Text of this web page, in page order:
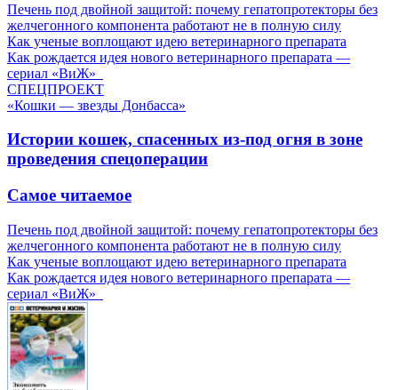
Печень под двойной защитой: почему гепатопротекторы без
желчегонного компонента работают не в полную силу
Как ученые воплощают идею ветеринарного препарата
Как рождается идея нового ветеринарного препарата —
сериал «ВиЖ»
СПЕЦПРОЕКТ
«Кошки — звезды Донбасса»
Истории кошек, спасенных из-под огня в зоне
проведения спецоперации
Самое читаемое
Печень под двойной защитой: почему гепатопротекторы без
желчегонного компонента работают не в полную силу
Как ученые воплощают идею ветеринарного препарата
Как рождается идея нового ветеринарного препарата —
сериал «ВиЖ»